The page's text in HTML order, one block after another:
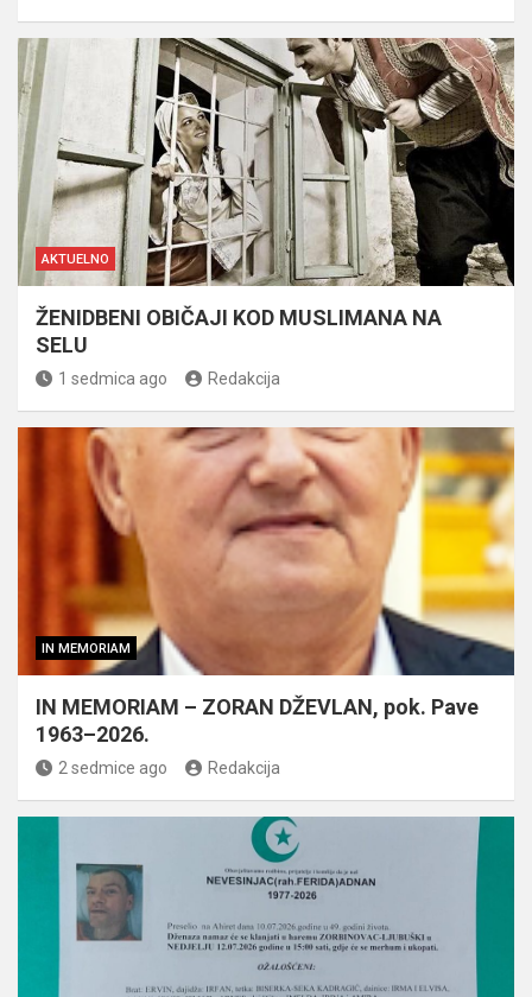
AKTUELNO
ŽENIDBENI OBIČAJI KOD MUSLIMANA NA
SELU
1 sedmica ago Redakcija
IN MEMORIAM
IN MEMORIAM – ZORAN DŽEVLAN, pok. Pave
1963–2026.
2 sedmice ago Redakcija